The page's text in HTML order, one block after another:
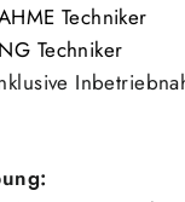
Techniker
Techniker